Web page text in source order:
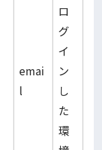
emai
l
ロ
グ
イ
ン
し
た
環